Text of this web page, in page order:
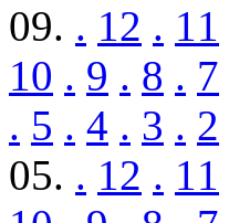
09. . 12 . 11
10 . 9 . 8 . 7
. 5 . 4 . 3 . 2
05. . 12 . 11